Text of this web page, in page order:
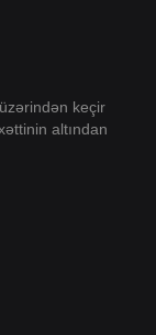
keçir
altından